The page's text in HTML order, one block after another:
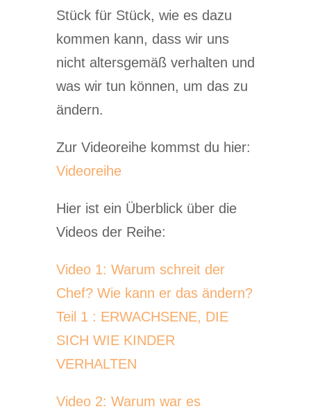
Stück für Stück, wie es dazu
kommen kann, dass wir uns
nicht altersgemäß verhalten und
was wir tun können, um das zu
ändern.
Zur Videoreihe kommst du hier:
Videoreihe
Hier ist ein Überblick über die
Videos der Reihe:
Video 1: Warum schreit der
Chef? Wie kann er das ändern?
Teil 1 : ERWACHSENE, DIE
SICH WIE KINDER
VERHALTEN
Video 2: Warum war es